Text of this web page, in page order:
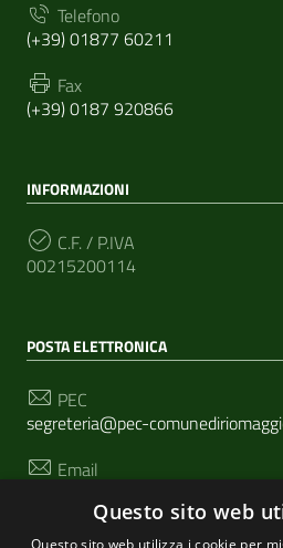
Telefono
(+39) 01877 60211
Fax
(+39) 0187 920866
INFORMAZIONI
C.F. / P.IVA
00215200114
POSTA ELETTRONICA
PEC
segreteria@pec-
Email
Questo sito web
Questo sito web utilizza i cookie per